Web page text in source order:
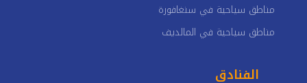
مناطق سياحية في سنغافورة
مناطق سياحية في المالديف
الفنادق